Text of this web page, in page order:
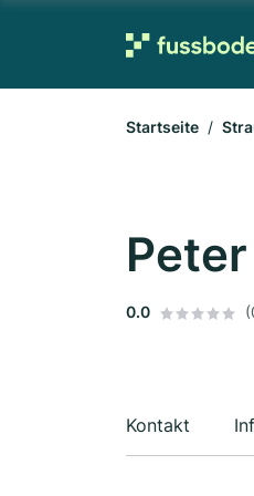
Startseite
0.0
Kontakt